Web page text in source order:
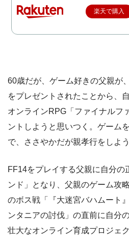
楽天で購入
60歳だが、ゲーム好きの父親が
をプレゼントされたことから、
オンラインRPG「ファイナルフ
ントしようと思いつく。ゲーム
で、ささやかだが親孝行をしよ
FF14をプレイする父親に自分の
ンド」となり、父親のゲーム攻
のボス戦「『大迷宮バハムート
ンタニアの討伐」の直前に自分
壮大なオンライン育成プロジェ